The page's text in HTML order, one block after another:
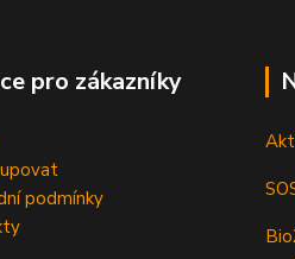
pro zákazníky
podmínky